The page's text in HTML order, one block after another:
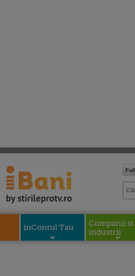
inContul Tau
Companii si
industrii